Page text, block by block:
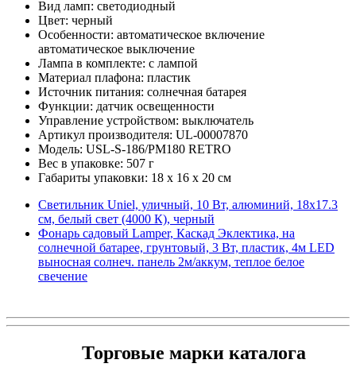
Вид ламп: светодиодный
Цвет: черный
Особенности: автоматическое включение
автоматическое выключение
Лампа в комплекте: с лампой
Материал плафона: пластик
Источник питания: солнечная батарея
Функции: датчик освещенности
Управление устройством: выключатель
Артикул производителя: UL-00007870
Модель: USL-S-186/PM180 RETRO
Вес в упаковке: 507 г
Габариты упаковки: 18 x 16 x 20 см
Светильник Uniel, уличный, 10 Вт, алюминий, 18х17.3
см, белый свет (4000 К), черный
Фонарь садовый Lamper, Каскад Эклектика, на
солнечной батарее, грунтовый, 3 Вт, пластик, 4м LED
выносная солнеч. панель 2м/аккум, теплое белое
свечение
Торговые марки каталога